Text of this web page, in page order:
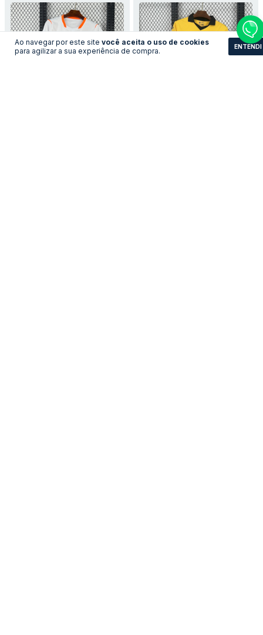
Ao navegar por este site você aceita o uso de cookies
para agilizar a sua experiência de compra.
ENTENDI